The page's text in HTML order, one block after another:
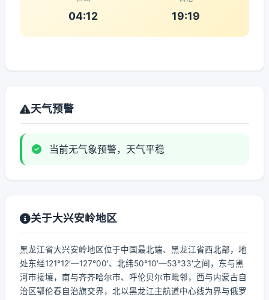
04:12 19:19
天气预警
当前无气象预警，天气平稳
关于大兴安岭地区
黑龙江省大兴安岭地区位于中国最北端、黑龙江省西北部，地
处东经121°12′—127°00′、北纬50°10′—53°33′之间，东与黑
河市接壤，南与齐齐哈尔市、呼伦贝尔市毗邻，西与内蒙古自
治区鄂伦春自治旗交界，北以黑龙江主航道中心线为界与俄罗